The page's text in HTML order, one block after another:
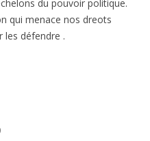
du pouvoir politique.
qui menace nos dreots
les défendre .